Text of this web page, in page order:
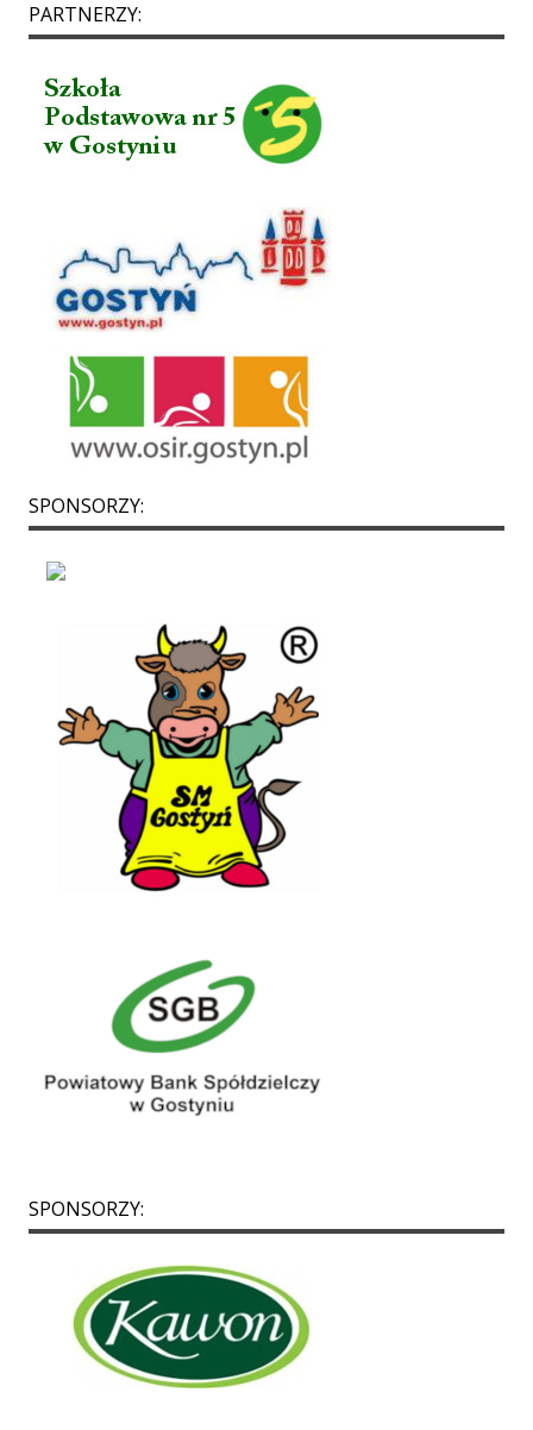
PARTNERZY:
SPONSORZY:
SPONSORZY: